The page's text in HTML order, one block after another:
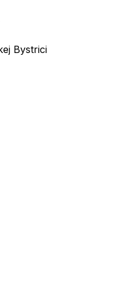
Bystrici